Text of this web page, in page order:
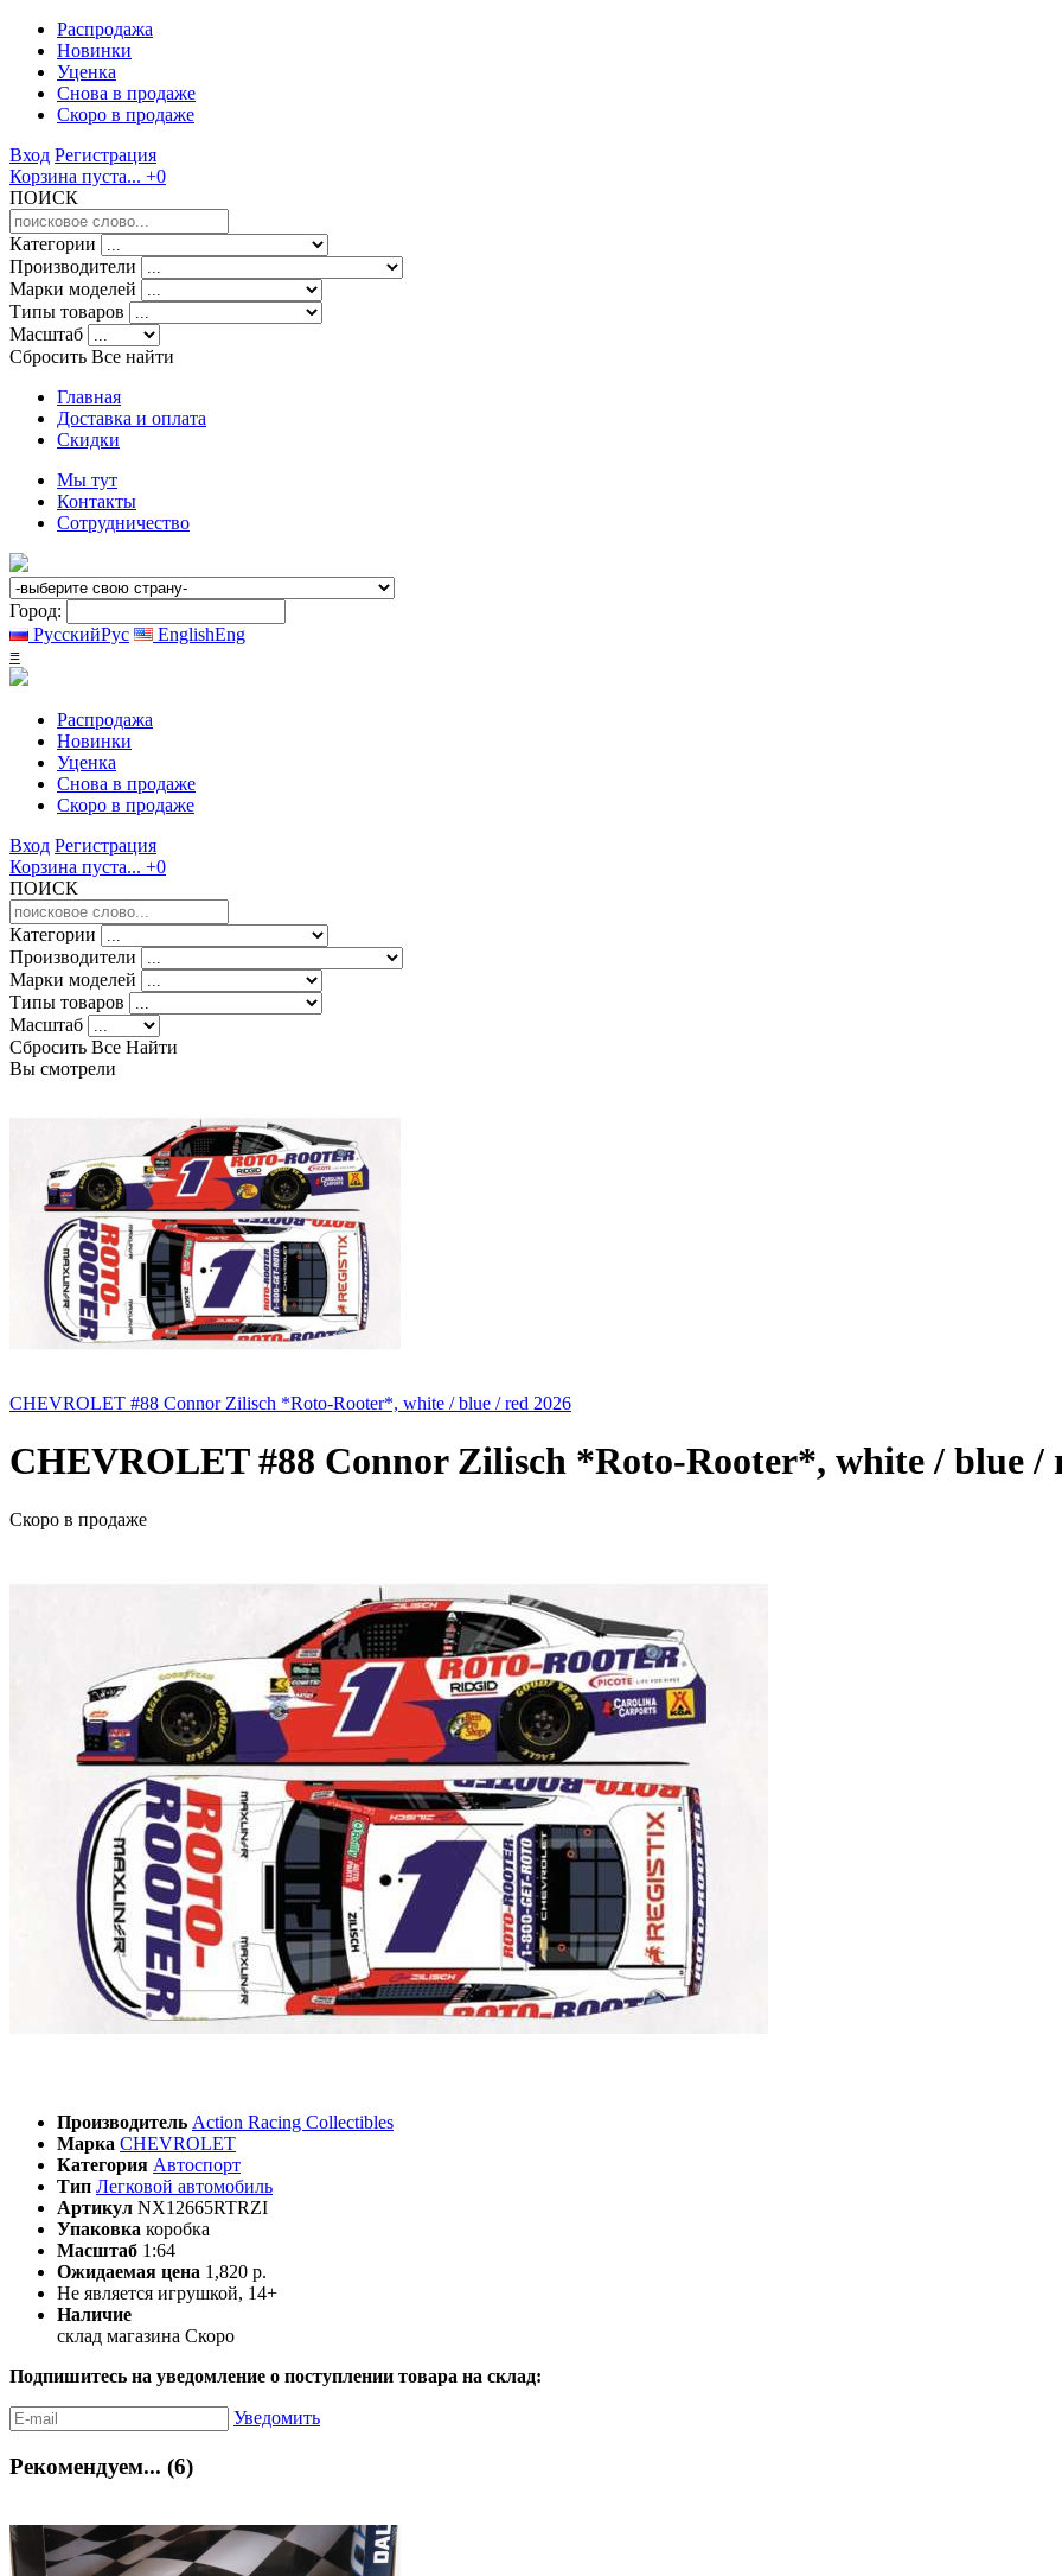
Распродажа
Новинки
Уценка
Снова в продаже
Скоро в продаже
Вход Регистрация
Корзина пуста... +0
ПОИСК
Категории
Производители
Марки моделей
Типы товаров
Масштаб
Сбросить Все найти
Главная
Доставка и оплата
Скидки
Мы тут
Контакты
Сотрудничество
Город:
РусскийРус EnglishEng
≡
Распродажа
Новинки
Уценка
Снова в продаже
Скоро в продаже
Вход Регистрация
Корзина пуста... +0
ПОИСК
Категории
Производители
Марки моделей
Типы товаров
Масштаб
Сбросить Все Найти
Вы смотрели
CHEVROLET #88 Connor Zilisch *Roto-Rooter*, white / blue / red 2026
CHEVROLET #88 Connor Zilisch *Roto-Rooter*, white / blue /
Скоро в продаже
Производитель Action Racing Collectibles
Марка CHEVROLET
Категория Автоспорт
Тип Легковой автомобиль
Артикул NX12665RTRZI
Упаковка коробка
Масштаб 1:64
Ожидаемая цена 1,820 р.
Не является игрушкой, 14+
Наличие
склад магазина Скоро
Подпишитесь на уведомление о поступлении товара на склад:
Уведомить
Рекомендуем... (6)